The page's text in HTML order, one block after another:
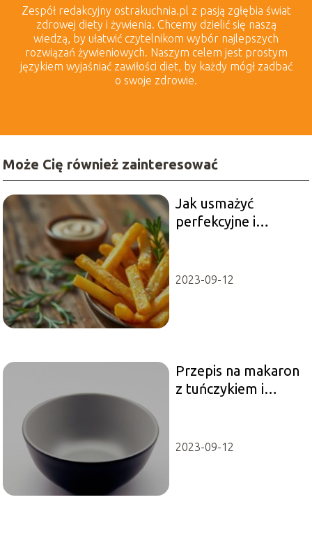
Zespół redakcyjny ostrakuchnia.pl z pasją zgłębia świat
zdrowej diety i żywienia. Chcemy dzielić się naszą
wiedzą, by ułatwić czytelnikom wybór najlepszych
rozwiązań żywieniowych. Naszym celem jest prostym
językiem wyjaśniać zawiłości diet, by każdy mógł zadbać
o swoje zdrowie.
Może Cię również zainteresować
Jak usmażyć
perfekcyjne i
2023-09-12
Przepis na makaron
z tuńczykiem i
2023-09-12